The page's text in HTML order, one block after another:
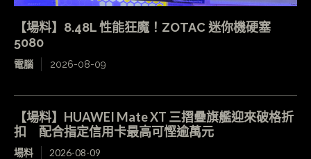
【場料】8.48L 性能狂魔！ZOTAC 迷你機硬塞
5080
電腦 2026-08-09
【場料】HUAWEI Mate XT 三摺疊旗艦迎來破格折
扣 配合指定信用卡最高可慳逾萬元
場料 2026-08-09